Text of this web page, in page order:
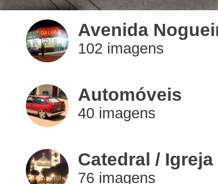
Avenida
102 imagens
Automóveis
40 imagens
Catedral /
76 imagens